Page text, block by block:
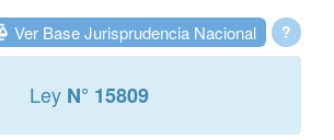
?
Ver Base Jurisprudencia Nacional
Ley N° 15809